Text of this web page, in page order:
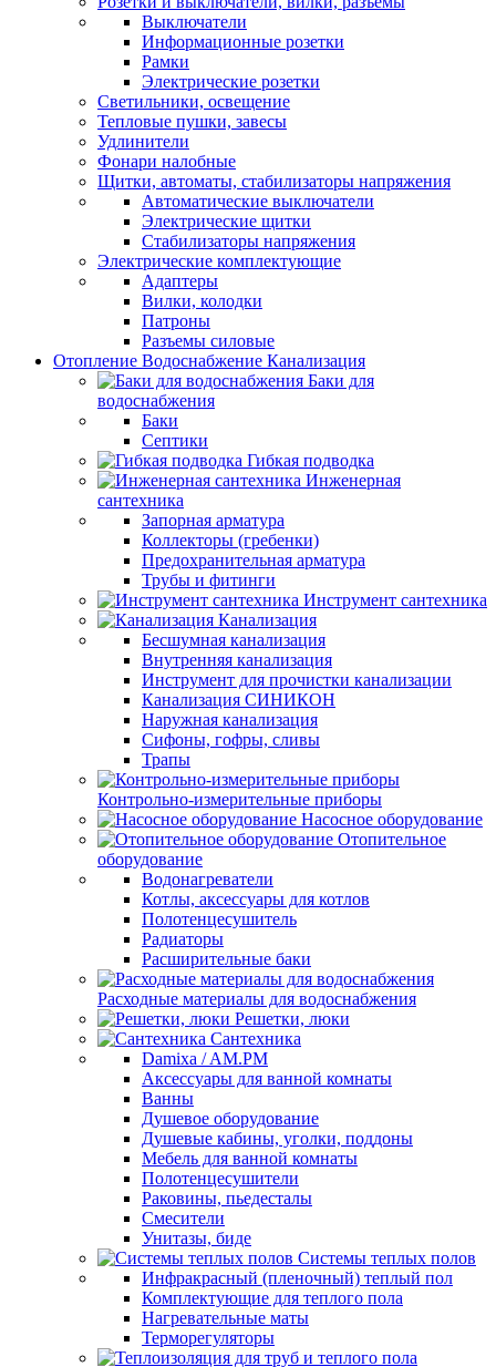
Выключатели
Информационные розетки
Рамки
Электрические розетки
Светильники, освещение
Тепловые пушки, завесы
Удлинители
Фонари налобные
Щитки, автоматы, стабилизаторы напряжения
Автоматические выключатели
Электрические щитки
Стабилизаторы напряжения
Электрические комплектующие
Адаптеры
Вилки, колодки
Патроны
Разъемы силовые
Отопление Водоснабжение Канализация
Баки для
водоснабжения
Баки
Септики
Гибкая подводка
Инженерная
сантехника
Запорная арматура
Коллекторы (гребенки)
Предохранительная арматура
Трубы и фитинги
Инструмент сантехника
Канализация
Бесшумная канализация
Внутренняя канализация
Инструмент для прочистки канализации
Канализация СИНИКОН
Наружная канализация
Сифоны, гофры, сливы
Трапы
Контрольно-измерительные приборы
Насосное оборудование
Отопительное
оборудование
Водонагреватели
Котлы, аксессуары для котлов
Полотенцесушитель
Радиаторы
Расширительные баки
Расходные материалы для водоснабжения
Решетки, люки
Сантехника
Damixa / AM.PM
Аксессуары для ванной комнаты
Ванны
Душевое оборудование
Душевые кабины, уголки, поддоны
Мебель для ванной комнаты
Полотенцесушители
Раковины, пьедесталы
Смесители
Унитазы, биде
Системы теплых полов
Инфракрасный (пленочный) теплый пол
Комплектующие для теплого пола
Нагревательные маты
Терморегуляторы